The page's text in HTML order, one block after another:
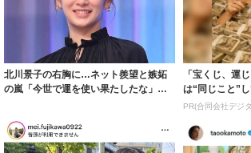
北川景子の右胸に…ネット羨望と嫉妬
の嵐「今世で運を使い果たしたな」
「宝くじ、運
は“同じこと”
PR(合同会社デジ